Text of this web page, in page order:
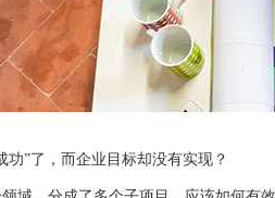
”了，而企业目标却没有实现？